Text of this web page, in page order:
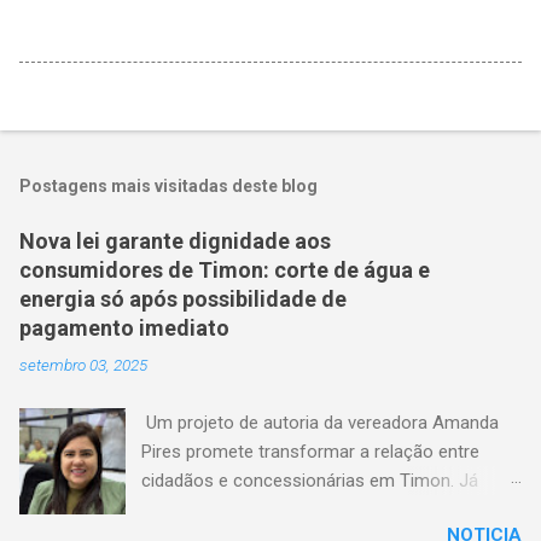
Postagens mais visitadas deste blog
Nova lei garante dignidade aos
consumidores de Timon: corte de água e
energia só após possibilidade de
pagamento imediato
setembro 03, 2025
Um projeto de autoria da vereadora Amanda
Pires promete transformar a relação entre
cidadãos e concessionárias em Timon. Já
NOTICIA